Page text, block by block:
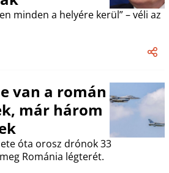
minden a helyére kerül” – véli az
van a román
már három
óta orosz drónok 33
Románia légterét.